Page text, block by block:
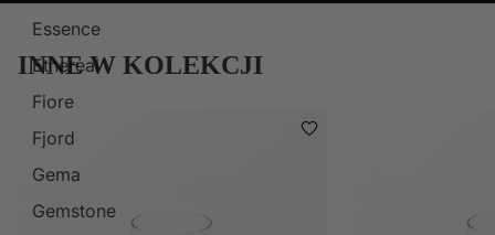
Essence
Ethereal
Fiore
Fjord
Gema
Gemstone
INNE W KOLEKCJI